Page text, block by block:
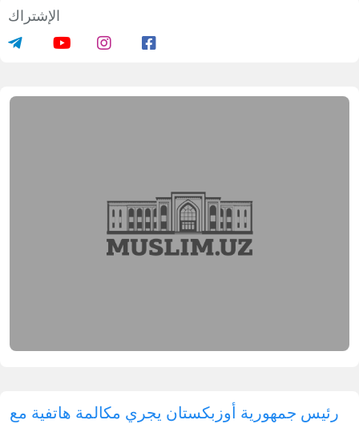
الإشتراك
رئيس جمهورية أوزبكستان يجري مكالمة هاتفية مع